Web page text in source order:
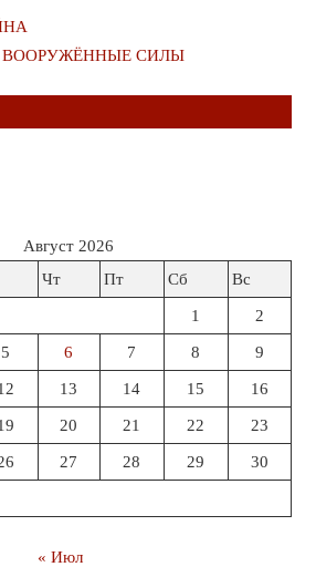
СИЛЫ
Август 2026
Чт Пт Сб Вс
1 2
5 6 7 8 9
13 14 15 16
20 21 22 23
27 28 29 30
« Июл